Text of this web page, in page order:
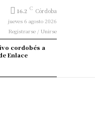
16.2 C Córdoba
jueves 6 agosto 2026
Registrarse / Unirse
cordobés a
Enlace